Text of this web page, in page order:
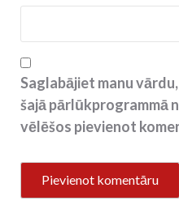
Saglabājiet manu
šajā pārlūkprogrammā
vēlēšos pievienot